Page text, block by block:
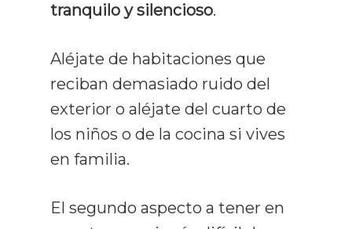
tranquilo y silencioso.
Aléjate de habitaciones que
reciban demasiado ruido del
exterior o aléjate del cuarto de
los niños o de la cocina si vives
en familia.
El segundo aspecto a tener en